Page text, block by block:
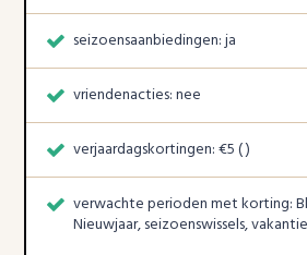
seizoensaanbiedingen: ja
vriendenacties: nee
verjaardagskortingen: €5 ( )
verwachte perioden met korting:
Nieuwjaar, seizoenswissels,